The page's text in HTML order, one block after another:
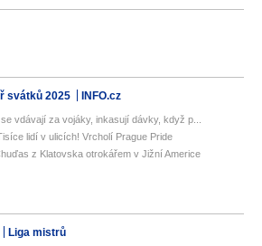
svátků 2025 INFO.cz
vdávají za vojáky, inkasují dávky, když p...
lidí v ulicích! Vrcholí Prague Pride
z Klatovska otrokářem v Jižní Americe
Liga mistrů